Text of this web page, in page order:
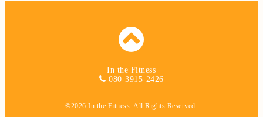
In the Fitness
080-3915-2426
©2026In the Fitness. All Rights Reserved.